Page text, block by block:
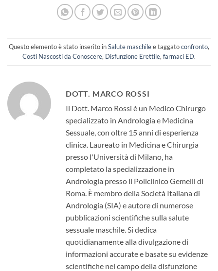
Questo elemento è stato inserito inSalute maschilee taggatoconfronto,
Costi Nascosti da Conoscere, Disfunzione Erettile, farmaci ED.
DOTT. MARCO ROSSI
Il Dott. Marco Rossi è un Medico Chirurgo
specializzato in Andrologia e Medicina
Sessuale, con oltre 15 anni di esperienza
clinica. Laureato in Medicina e Chirurgia
presso l'Università di Milano, ha
completato la specializzazione in
Andrologia presso il Policlinico Gemelli di
Roma. È membro della Società Italiana di
Andrologia (SIA) e autore di numerose
pubblicazioni scientifiche sulla salute
sessuale maschile. Si dedica
quotidianamente alla divulgazione di
informazioni accurate e basate su evidenze
scientifiche nel campo della disfunzione